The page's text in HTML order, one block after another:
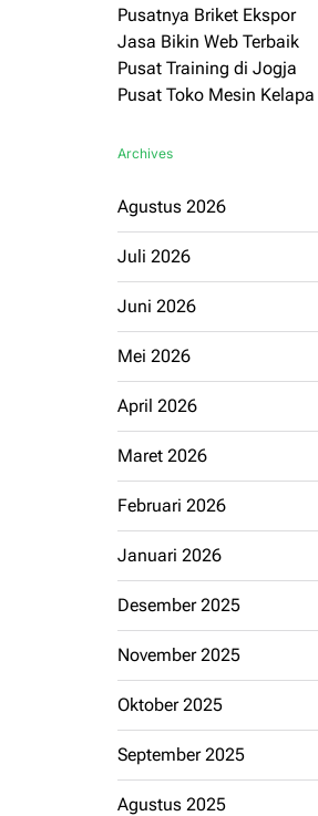
Pusatnya Briket Ekspor
Jasa Bikin Web Terbaik
Pusat Training di Jogja
Pusat Toko Mesin Kelapa
Archives
Agustus 2026
Juli 2026
Juni 2026
Mei 2026
April 2026
Maret 2026
Februari 2026
Januari 2026
Desember 2025
November 2025
Oktober 2025
September 2025
Agustus 2025